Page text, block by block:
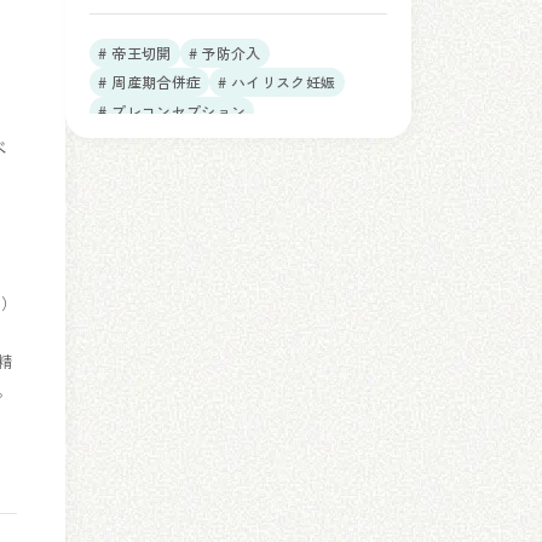
Obstet Gynecol. 2026）
# 帝王切開
# 予防介入
# 周産期合併症
# ハイリスク妊娠
# プレコンセプション